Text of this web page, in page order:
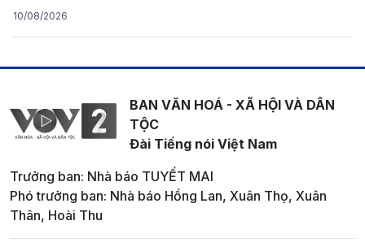
10/08/2026
BAN VĂN HOÁ - XÃ HỘI VÀ DÂN
TỘC
Đài Tiếng nói Việt Nam
Trưởng ban: Nhà báo TUYẾT MAI
Phó trưởng ban: Nhà báo Hồng Lan, Xuân Thọ, Xuân
Thân, Hoài Thu